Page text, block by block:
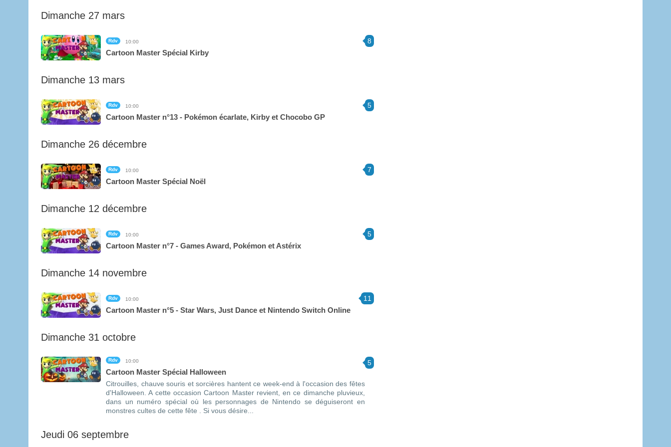
Dimanche 27 mars
8
Rdv 10:00
Cartoon Master Spécial Kirby
Dimanche 13 mars
5
Rdv 10:00
Cartoon Master n°13 - Pokémon écarlate, Kirby et Chocobo GP
Dimanche 26 décembre
7
Rdv 10:00
Cartoon Master Spécial Noël
Dimanche 12 décembre
5
Rdv 10:00
Cartoon Master n°7 - Games Award, Pokémon et Astérix
Dimanche 14 novembre
11
Rdv 10:00
Cartoon Master n°5 - Star Wars, Just Dance et Nintendo Switch Online
Dimanche 31 octobre
5
Rdv 10:00
Cartoon Master Spécial Halloween
Citrouilles, chauve souris et sorcières hantent ce week-end à l'occasion des fêtes
d'Halloween. A cette occasion Cartoon Master revient, en ce dimanche pluvieux,
dans un numéro spécial où les personnages de Nintendo se déguiseront en
monstres cultes de cette fête . Si vous désire...
Jeudi 06 septembre